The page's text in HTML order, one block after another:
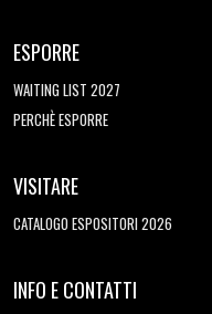
ESPORRE
WAITING LIST 2027
PERCHÈ ESPORRE
VISITARE
CATALOGO ESPOSITORI 2026
INFO E CONTATTI